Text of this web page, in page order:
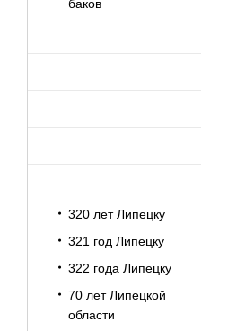
баков
320 лет Липецку
321 год Липецку
322 года Липецку
70 лет Липецкой
области